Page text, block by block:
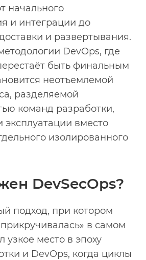
начального
и интеграции до
и развертывания.
DevOps, где
быть финальным
неотъемлемой
разделяемой
команд разработки,
эксплуатации вместо
изолированного
DevSecOps?
подход, при котором
в самом
узкое место в эпоху
и DevOps, когда циклы